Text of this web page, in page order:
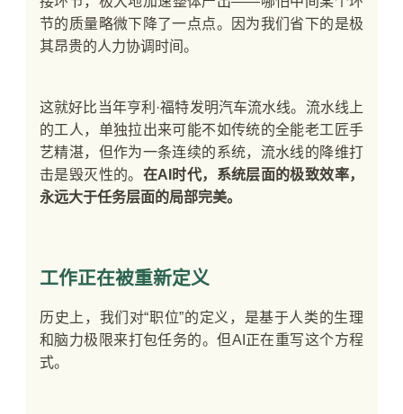
节的质量略微下降了一点点。因为我们省下的是极
其昂贵的人力协调时间。
这就好比当年亨利·福特发明汽车流水线。流水线上
的工人，单独拉出来可能不如传统的全能老工匠手
艺精湛，但作为一条连续的系统，流水线的降维打
击是毁灭性的。 在AI时代，系统层面的极致效率，
永远大于任务层面的局部完美。
工作正在被重新定义
历史上，我们对“职位”的定义，是基于人类的生理
和脑力极限来打包任务的。但AI正在重写这个方程
式。